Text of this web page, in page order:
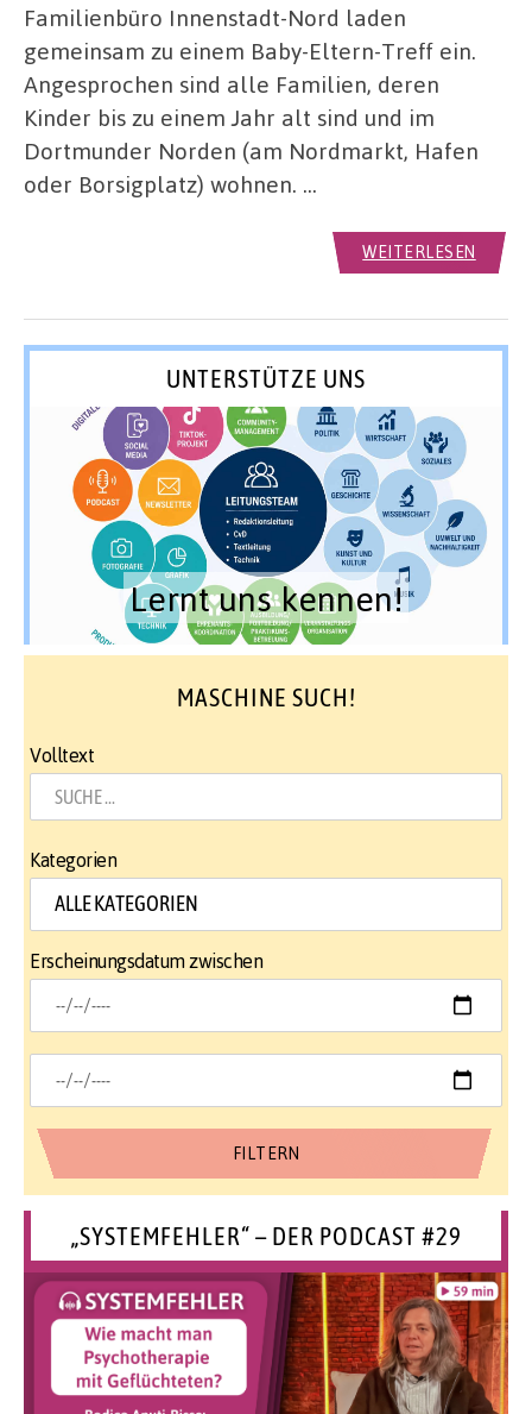
Familienbüro Innenstadt-Nord laden
gemeinsam zu einem Baby-Eltern-Treff ein.
Angesprochen sind alle Familien, deren
Kinder bis zu einem Jahr alt sind und im
Dortmunder Norden (am Nordmarkt, Hafen
oder Borsigplatz) wohnen. …
WEITERLESEN
UNTERSTÜTZE UNS
Lernt uns kennen!
MASCHINE SUCH!
Volltext
Kategorien
Erscheinungsdatum zwischen
„SYSTEMFEHLER“ – DER PODCAST #29